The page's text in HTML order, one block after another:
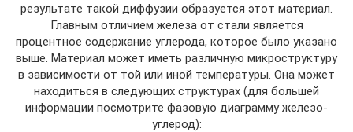
результате такой диффузии образуется этот материал.
Главным отличием железа от стали является
процентное содержание углерода, которое было указано
выше. Материал может иметь различную микроструктуру
в зависимости от той или иной температуры. Она может
находиться в следующих структурах (для большей
информации посмотрите фазовую диаграмму железо-
углерод):